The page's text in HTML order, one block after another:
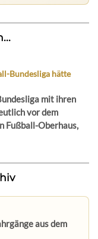
Bundesliga hätte
mit ihren
vor dem
Fußball-Oberhaus,
aus dem